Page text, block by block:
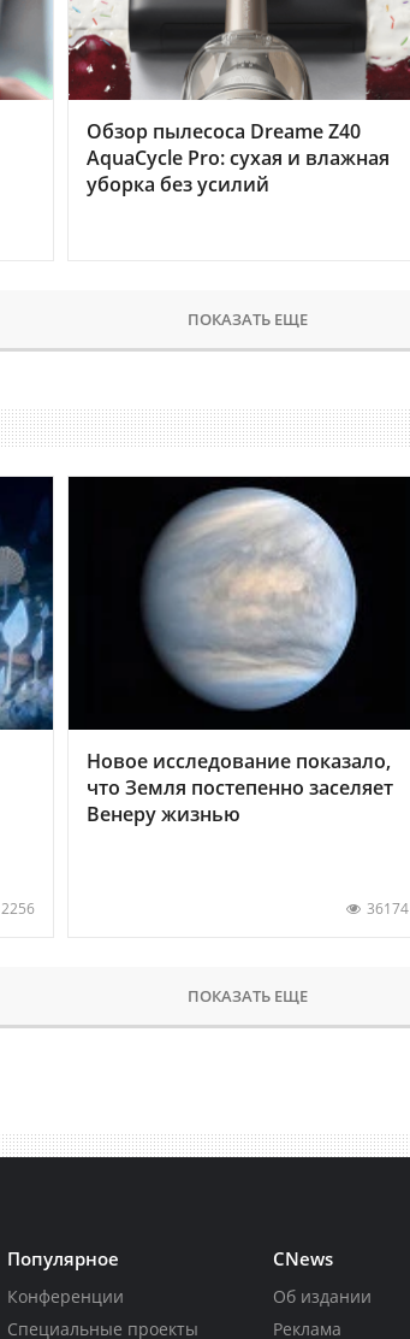
Обзор пылесоса Dreame Z40
AquaCycle Pro: сухая и влажная
уборка без усилий
ПОКАЗАТЬ ЕЩЕ
2256
Новое исследование показало,
что Земля постепенно заселяет
Венеру жизнью
36174
ПОКАЗАТЬ ЕЩЕ
Популярное
Конференции
Специальные проекты
CNews
Об издании
Реклама